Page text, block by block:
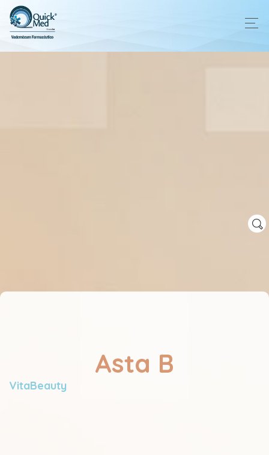
Asta B
VitaBeauty